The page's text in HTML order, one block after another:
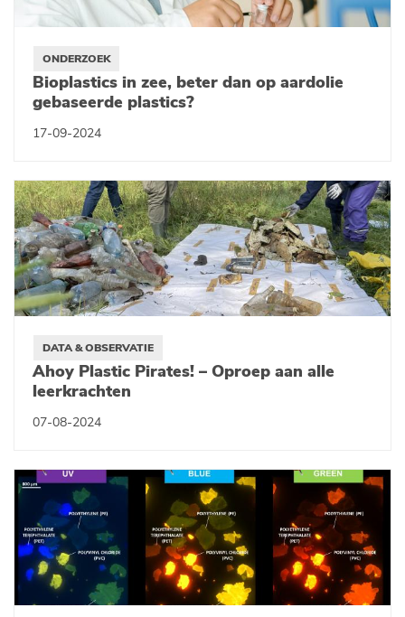
ONDERZOEK
Bioplastics in zee, beter dan op aardolie
gebaseerde plastics?
17-09-2024
DATA & OBSERVATIE
Ahoy Plastic Pirates! – Oproep aan alle
leerkrachten
07-08-2024